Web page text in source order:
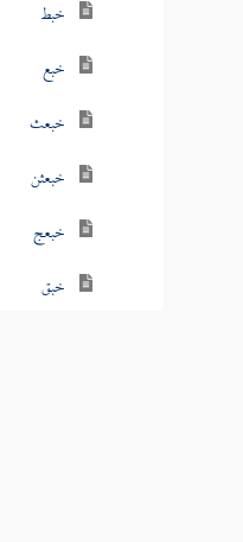
خبط
خبع
خبعث
خبعثن
خبعج
خبق